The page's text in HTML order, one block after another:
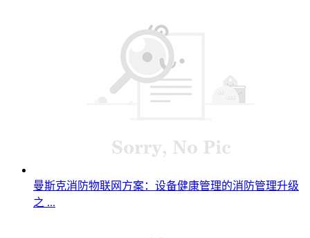
曼斯克消防物联网方案：设备健康管理的消防管理升级
之 ...